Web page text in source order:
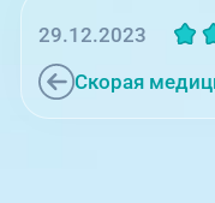
Скорая
29.12.2023